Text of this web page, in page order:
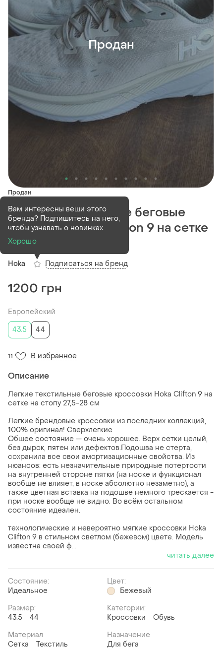
Продан
Продан
Легкие текстильные беговые
кроссовки hoka clifton 9 на сетке
на стопу 27,5-28 см
Hoka
Вам интересны вещи этого
бренда? Подпишитесь на него,
чтобы узнавать о новинках
Хорошо
Подписаться на бренд
1200 грн
Европейский
43.5
44
11 В избранное
Описание
Легкие текстильные беговые кроссовки Hoka Clifton 9 на
сетке на стопу 27,5-28 см
Легкие брендовые кроссовки из последних коллекций,
100% оригинал! Сверхлегкие
Общее состояние — очень хорошее. Верх сетки целый,
без дырок, пятен или дефектов.Подошва не стерта,
сохранила все свои амортизационные свойства. Из
нюансов: есть незначительные природные потертости
на внутренней стороне пятки (на носке и функционал
вообще не влияет, в носке абсолютно незаметно), а
также цветная вставка на подошве немного трескается -
при носке вообще не видно. Во всём остальном
состояние идеален.
технологические и невероятно мягкие кроссовки Hoka
Clifton 9 в стильном светлом (бежевом) цвете. Модель
известна своей ф...
читать далее
Состояние:
Идеальное
Цвет:
Бежевый
Размер:
43.5
44
Категории:
Кроссовки
Обувь
Материал
Сетка
Текстиль
Назначение
Для бега